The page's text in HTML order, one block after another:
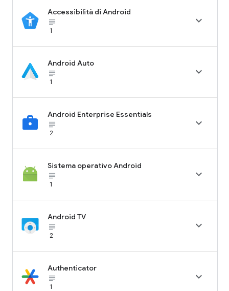
Accessibilità di Android
subject_black
1

Android Auto
subject_black
1

Android Enterprise Essentials
subject_black
2

Sistema operativo Android
subject_black
1

Android TV
subject_black
2

Authenticator
subject_black
1
